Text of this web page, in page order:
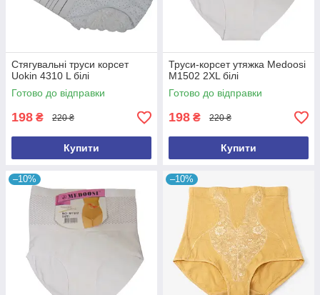
Стягувальні труси корсет
Uokin 4310 L білі
Готово до відправки
198 ₴ 220 ₴
Купити
Труси-корсет утяжка Medoosi
M1502 2XL білі
Готово до відправки
198 ₴ 220 ₴
Купити
–10% –10%